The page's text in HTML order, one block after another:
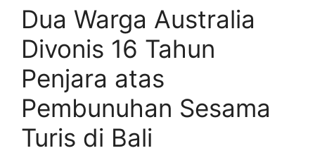
Dua Warga Australia
Divonis 16 Tahun
Penjara atas
Pembunuhan Sesama
Turis di Bali